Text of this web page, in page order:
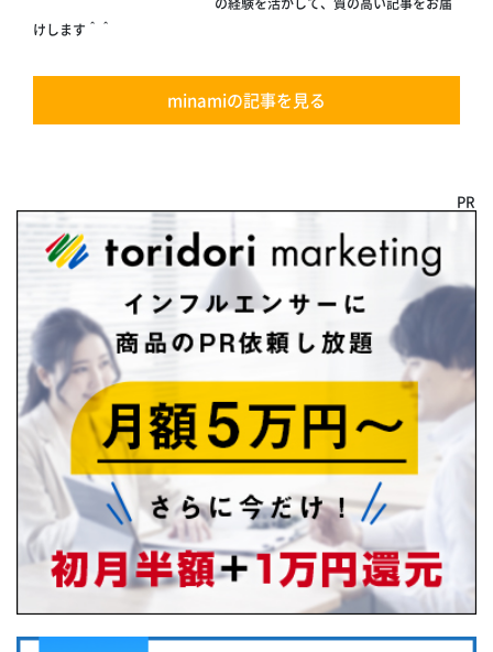
けします＾＾
minamiの記事を見る
PR